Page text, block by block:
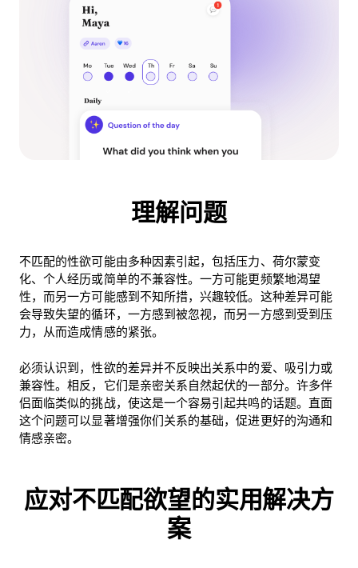
理解问题
不匹配的性欲可能由多种因素引起，包括压力、荷尔蒙变
化、个人经历或简单的不兼容性。一方可能更频繁地渴望
性，而另一方可能感到不知所措，兴趣较低。这种差异可能
会导致失望的循环，一方感到被忽视，而另一方感到受到压
力，从而造成情感的紧张。
必须认识到，性欲的差异并不反映出关系中的爱、吸引力或
兼容性。相反，它们是亲密关系自然起伏的一部分。许多伴
侣面临类似的挑战，使这是一个容易引起共鸣的话题。直面
这个问题可以显著增强你们关系的基础，促进更好的沟通和
情感亲密。
应对不匹配欲望的实用解决方
案